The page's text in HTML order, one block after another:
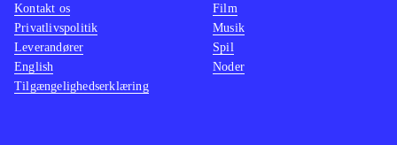
Kontakt os
Privatlivspolitik
Leverandører
English
Tilgængelighedserklæring
Film
Musik
Spil
Noder